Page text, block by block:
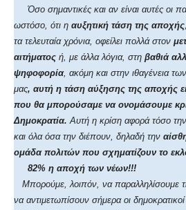
Όσο σημαντικές και αν είναι αυτές οι
ωστόσο, ότι η αυξητική τάση της αποχής
τα τελευταία χρόνια, οφείλει πολλά στον
αιτήματος ή, με άλλα λόγια, στη βαθιά
ψηφοφορία, ακόμη και στην ιθαγένεια
μας, αυτή η τάση αύξησης της αποχής
που θα μπορούσαμε να ονομάσουμε
Δημοκρατία.Αυτή η κρίση αφορά τόσο την
και όλα όσα την διέπουν, δηλαδή την
ομάδα πολιτών που σχηματίζουν το
82% η αποχή των νέων!!!
Μπορούμε, λοιπόν, να παραλληλίσουμε
να αντιμετωπίσουν σήμερα οι